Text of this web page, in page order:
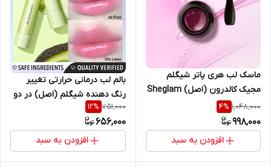
ماسک لب هری پاتر شیگلم
مجیک کالدرون (اصل) Sheglam
Harry Potter Magic Cauldron
Lip Mask:
1,048,000
4%
998,000
افزودن به سبد
بالم لب درمانی حرارتی تغییر
رنگ دهنده شیگلم (اصل) در دو
طعم هندوانه و آووکادو حجم
PHresh Color Changing
Lipstick-Watermelon and
751,000
12%
656,000
افزودن به سبد